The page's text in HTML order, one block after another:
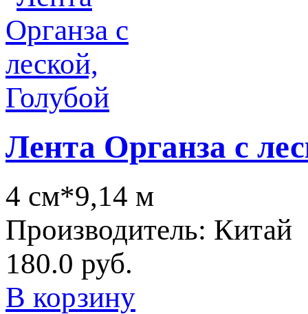
Лента Органза с
4 см*9,14 м
Производитель: Китай
180.0 руб.
В корзину